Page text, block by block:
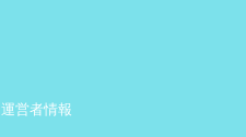
運営者情報